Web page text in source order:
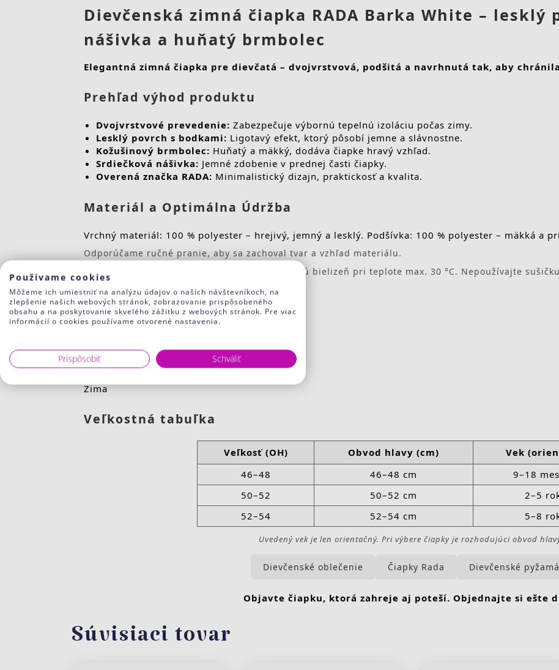
Dievčenská zimná čiapka RADA Barka White – lesklý
nášivka a huňatý brmbolec
Elegantná zimná čiapka pre dievčatá – dvojvrstvová, podšitá a navrhnutá tak, aby
Prehľad výhod produktu
Dvojvrstvové prevedenie: Zabezpečuje výbornú tepelnú izoláciu počas zimy.
Lesklý povrch s bodkami: Ligotavý efekt, ktorý pôsobí jemne a slávnostne.
Kožušinový brmbolec: Huňatý a mäkký, dodáva čiapke hravý vzhľad.
Srdiečková nášivka: Jemné zdobenie v prednej časti čiapky.
Overená značka RADA: Minimalistický dizajn, praktickosť a kvalita.
Materiál a Optimálna Údržba
Vrchný materiál: 100 % polyester – hrejivý, jemný a lesklý. Podšívka: 100 % polyester – mäkká a
Odporúčame ručné pranie, aby sa zachoval tvar a vzhľad materiálu.
Alternatívne je možné použiť program na jemnú bielizeň pri teplote max. 30 °C. Nepoužívajte
Farba
J1 – biela
Sezóna
Zima
Veľkostná tabuľka
Veľkosť (OH) Obvod hlavy (cm)
Vek
46–48
46–48 cm
9–18
50–52
50–52 cm
2–5
52–54
52–54 cm 5–8
Uvedený vek je len orientačný. Pri výbere čiapky je rozhodujúci obvod
Dievčenské oblečenie Čiapky Rada Dievčenské pyžamá
Objavte čiapku, ktorá zahreje aj poteší. Objednajte si ešte
Súvisiaci tovar
Používame cookies
Môžeme ich umiestniť na analýzu údajov o našich návštevníkoch, na
zlepšenie našich webových stránok, zobrazovanie prispôsobeného
obsahu a na poskytovanie skvelého zážitku z webových stránok. Pre viac
informácií o cookies používame otvorené nastavenia.
Prispôsobiť Schváliť